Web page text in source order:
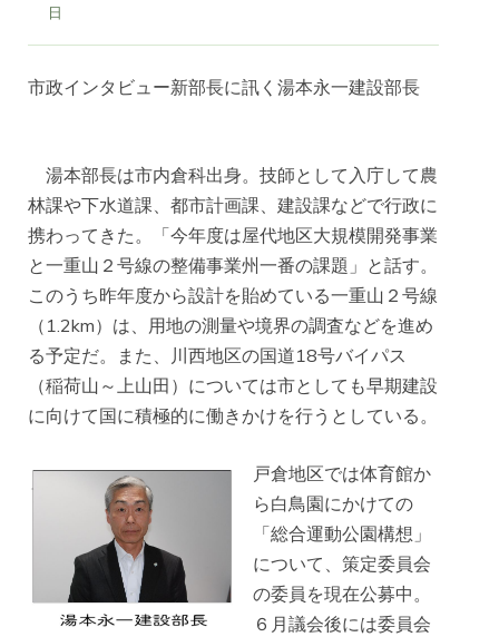
日
市政インタビュー新部長に訊く湯本永一建設部長
湯本部長は市内倉科出身。技師として入庁して農
林課や下水道課、都市計画課、建設課などで行政に
携わってきた。「今年度は屋代地区大規模開発事業
と一重山２号線の整備事業州一番の課題」と話す。
このうち昨年度から設計を貽めている一重山２号線
（1.2km）は、用地の測量や境界の調査などを進め
る予定だ。また、川西地区の国道18号バイパス
（稲荷山～上山田）については市としても早期建設
に向けて国に積極的に働きかけを行うとしている。
戸倉地区では体育館か
ら白鳥園にかけての
「総合運動公園構想」
について、策定委員会
の委員を現在公募中。
６月議会後には委員会